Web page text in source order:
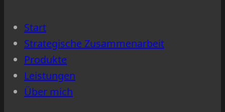
Start
Strategische Zusammenarbeit
Produkte
Leistungen
Über mich